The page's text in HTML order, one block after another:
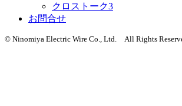
クロストーク3
お問合せ
© Ninomiya Electric Wire Co., Ltd. All Rights